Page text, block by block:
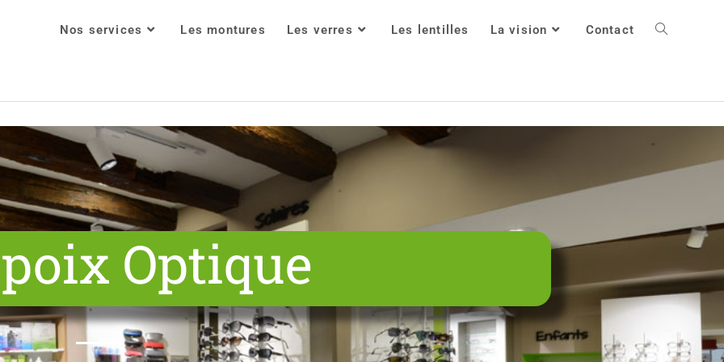
Nos services Les montures Les verres Les lentilles La vision Contact
Optique